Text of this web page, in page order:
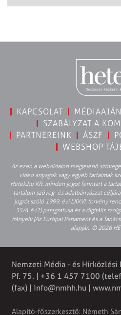
KAPCSOLAT
SZABÁLYZAT A
PARTNEREINK
ÁSZF
WEBSHOP
Az ezen a weboldalon megjelenő
video anyagok vagy egyéb tartalmak
Hetek.hu Kft. minden jogot fenntart a
tartalom szöveg- és adatbányászat
jogról szóló 1999. évi LXXVI. törvény
35/A. § (1) paragrafusa és a digitális
irányelv (Az Európai Parlament és a
alapján. © 2026
Nemzeti Média - és Hírközlési
Pf. 75. | +36 1 457 7100
(fax) | info@nmhh.hu |
Alapító-főszerkesztő: Németh